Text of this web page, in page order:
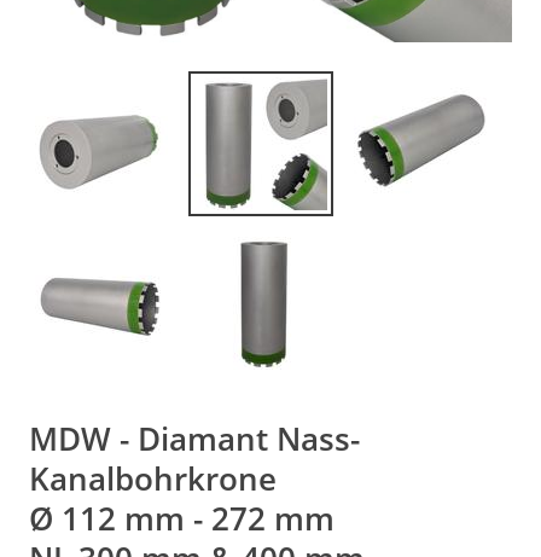
MDW - Diamant Nass-
Kanalbohrkrone
Ø 112 mm - 272 mm